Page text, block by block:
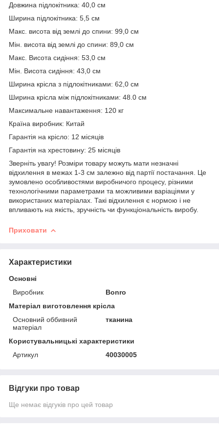
Довжина підлокітника: 40,0 см
Ширина підлокітника: 5,5 см
Макс. висота від землі до спини: 99,0 см
Мін. висота від землі до спини: 89,0 см
Макс. Висота сидіння: 53,0 см
Мін. Висота сидіння: 43,0 см
Ширина крісла з підлокітниками: 62,0 см
Ширина крісла між підлокітниками: 48.0 см
Максимальне навантаження: 120 кг
Країна виробник: Китай
Гарантія на крісло: 12 місяців
Гарантія на хрестовину: 25 місяців
Зверніть увагу! Розміри товару можуть мати незначні
відхилення в межах 1-3 см залежно від партії постачання. Це
зумовлено особливостями виробничого процесу, різними
технологічними параметрами та можливими варіаціями у
використаних матеріалах. Такі відхилення є нормою і не
впливають на якість, зручність чи функціональність виробу.
Приховати
Характеристики
Основні
Виробник
Bonro
Матеріал виготовлення крісла
Основний оббивний
матеріал
тканина
Користувальницькі характеристики
Артикул
40030005
Відгуки про товар
Ще немає відгуків про цей товар